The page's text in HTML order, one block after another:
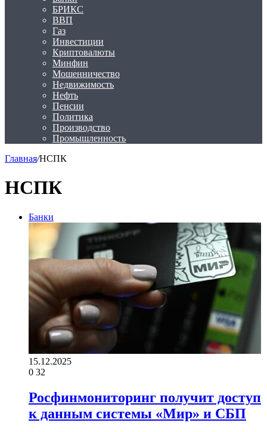
БРИКС
ВВП
Газ
Инвестиции
Криптовалюты
Минфин
Мошенничество
Недвижимость
Нефть
Пенсии
Политика
Производство
Промышленность
Главная/НСПК
НСПК
Банки
15.12.2025
0 32
Росфинмониторинг получит доступ
к данным системы «Мир» и СБП